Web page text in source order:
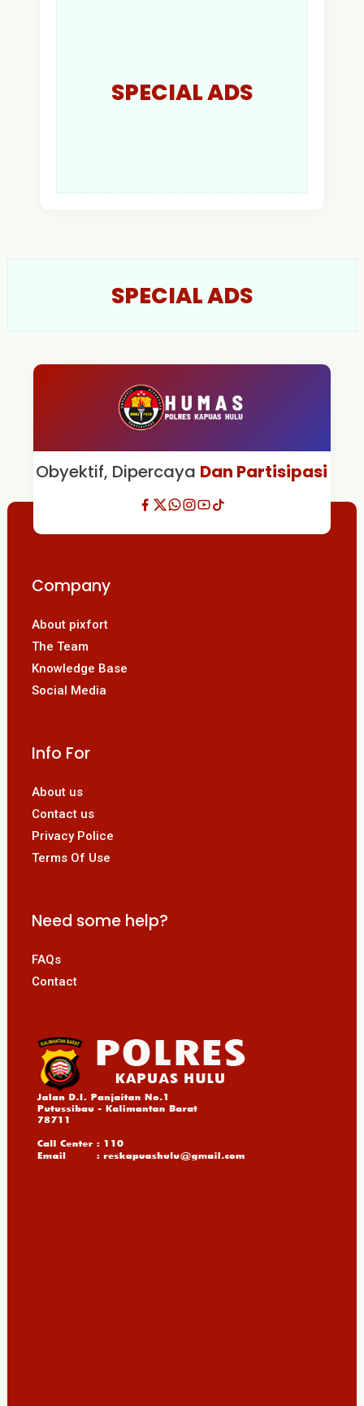
SPECIAL ADS
SPECIAL ADS
Obyektif, Dipercaya Dan Partisipasi
Company
About pixfort
The Team
Knowledge Base
Social Media
Info For
About us
Contact us
Privacy Police
Terms Of Use
Need some help?
FAQs
Contact